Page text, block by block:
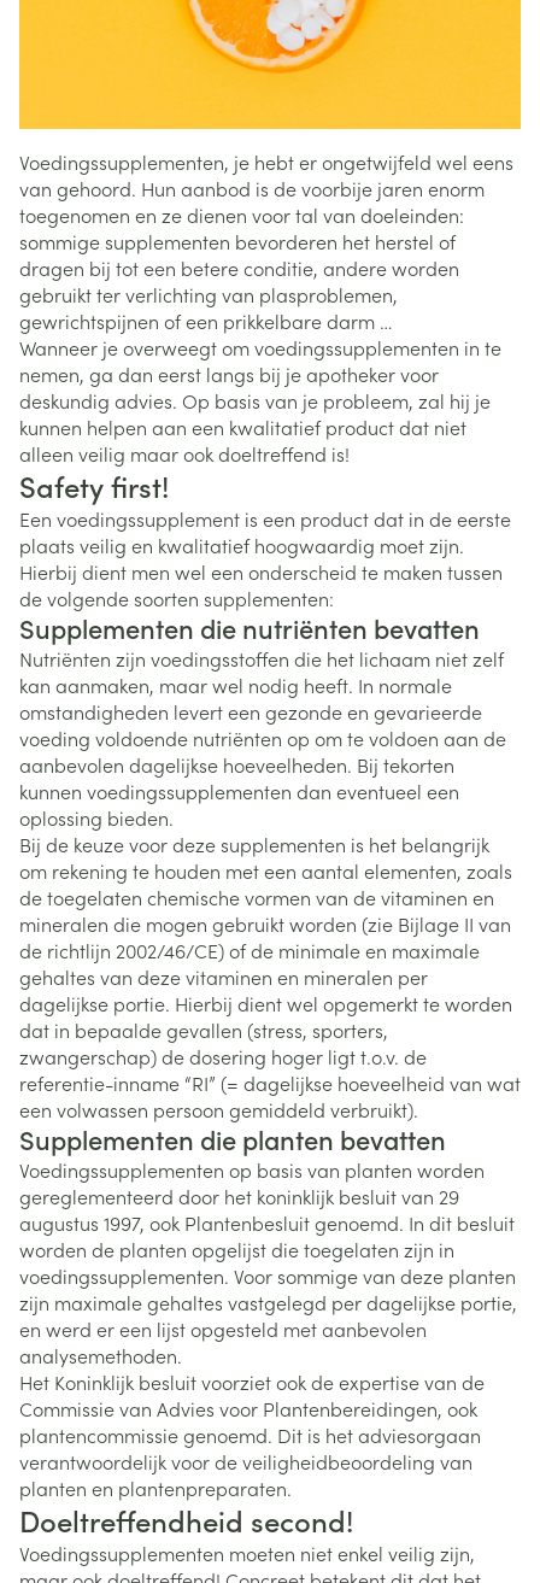
Voedingssupplementen, je hebt er ongetwijfeld wel eens
van gehoord. Hun aanbod is de voorbije jaren enorm
toegenomen en ze dienen voor tal van doeleinden:
sommige supplementen bevorderen het herstel of
dragen bij tot een betere conditie, andere worden
gebruikt ter verlichting van plasproblemen,
gewrichtspijnen of een prikkelbare darm …
Wanneer je overweegt om voedingssupplementen in te
nemen, ga dan eerst langs bij je apotheker voor
deskundig advies. Op basis van je probleem, zal hij je
kunnen helpen aan een kwalitatief product dat niet
alleen veilig maar ook doeltreffend is!
Safety first!
Een voedingssupplement is een product dat in de eerste
plaats veilig en kwalitatief hoogwaardig moet zijn.
Hierbij dient men wel een onderscheid te maken tussen
de volgende soorten supplementen:
Supplementen die nutriënten bevatten
Nutriënten zijn voedingsstoffen die het lichaam niet zelf
kan aanmaken, maar wel nodig heeft. In normale
omstandigheden levert een gezonde en gevarieerde
voeding voldoende nutriënten op om te voldoen aan de
aanbevolen dagelijkse hoeveelheden. Bij tekorten
kunnen voedingssupplementen dan eventueel een
oplossing bieden.
Bij de keuze voor deze supplementen is het belangrijk
om rekening te houden met een aantal elementen, zoals
de toegelaten chemische vormen van de vitaminen en
mineralen die mogen gebruikt worden (zie Bijlage II van
de richtlijn 2002/46/CE) of de minimale en maximale
gehaltes van deze vitaminen en mineralen per
dagelijkse portie. Hierbij dient wel opgemerkt te worden
dat in bepaalde gevallen (stress, sporters,
zwangerschap) de dosering hoger ligt t.o.v. de
referentie-inname “RI” (= dagelijkse hoeveelheid van wat
een volwassen persoon gemiddeld verbruikt).
Supplementen die planten bevatten
Voedingssupplementen op basis van planten worden
gereglementeerd door het koninklijk besluit van 29
augustus 1997, ook Plantenbesluit genoemd. In dit besluit
worden de planten opgelijst die toegelaten zijn in
voedingssupplementen. Voor sommige van deze planten
zijn maximale gehaltes vastgelegd per dagelijkse portie,
en werd er een lijst opgesteld met aanbevolen
analysemethoden.
Het Koninklijk besluit voorziet ook de expertise van de
Commissie van Advies voor Plantenbereidingen, ook
plantencommissie genoemd. Dit is het adviesorgaan
verantwoordelijk voor de veiligheidbeoordeling van
planten en plantenpreparaten.
Doeltreffendheid second!
Voedingssupplementen moeten niet enkel veilig zijn,